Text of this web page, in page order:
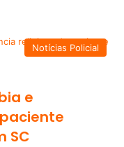
Notícias Policial
e
SC